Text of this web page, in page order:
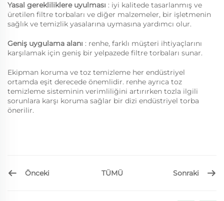
Yasal gerekliliklere uyulması : iyi kalitede tasarlanmış ve
üretilen filtre torbaları ve diğer malzemeler, bir işletmenin
sağlık ve temizlik yasalarına uymasına yardımcı olur.
Geniş uygulama alanı : renhe, farklı müşteri ihtiyaçlarını
karşılamak için geniş bir yelpazede filtre torbaları sunar.
Ekipman koruma ve toz temizleme her endüstriyel
ortamda eşit derecede önemlidir. renhe ayrıca toz
temizleme sisteminin verimliliğini artırırken tozla ilgili
sorunlara karşı koruma sağlar bir dizi endüstriyel torba
önerilir.
Önceki TÜMÜ Sonraki